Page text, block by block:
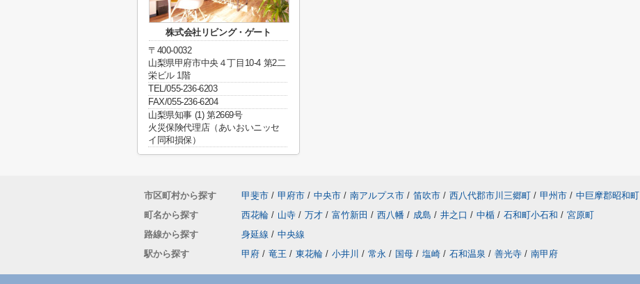
株式会社リビング・ゲート
〒400-0032
山梨県甲府市中央４丁目10-4 第2二
栄ビル 1階
TEL/055-236-6203
FAX/055-236-6204
山梨県知事 (1) 第2669号
火災保険代理店（あいおいニッセ
イ同和損保）
市区町村から探す 甲斐市 / 甲府市 / 中央市 / 南アルプス市 / 笛吹市 / 西八代郡市川三郷町 / 甲州市 / 中巨摩郡昭和町
町名から探す
西花輪 / 山寺 / 万才 / 富竹新田 / 西八幡 / 成島 / 井之口 / 中楯 / 石和町小石和 / 宮原町
路線から探す
身延線 / 中央線
駅から探す
甲府 / 竜王 / 東花輪 / 小井川 / 常永 / 国母 / 塩崎 / 石和温泉 / 善光寺 / 南甲府